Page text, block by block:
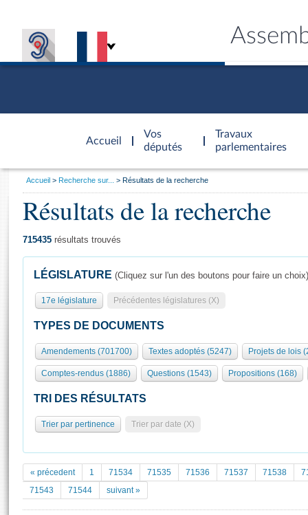
Accueil
d'accueil
Vos
députés
Travaux
parlementaires
Présidence
577 députés
Groupes politiques
Séance publique
Commissions et autres organes
Europe et International
Pétitions
Documents parlementaires
Projets de loi
Général
Rôle et pouvoirs de l'Assemblée
Organisation de l'Assemblée
Présidence Conférence des Présidents Bureau Collège des
Statistiques et chiffres clés
Documents de référence
( Constitution | Règlement de l'Assemblée ... )
Visiter l'Assemblée
Visite virtuelle du palais Bourbon
Assister à une séance
La Bibliothèque
Les archives
Vous
Accueil Recherche sur... Résultats de la recherche
Résultats de la recherche
715435 résultats trouvés
LÉGISLATURE (Cliquez sur l'un des boutons pour faire un choix)
17e législature Précédentes législatures (X)
TYPES DE DOCUMENTS
Amendements (701700) Textes adoptés (5247) Projets de lois
Comptes-rendus (1886) Questions (1543) Propositions (168)
TRI DES RÉSULTATS
Trier par pertinence Trier par date (X)
« précedent 1 71534 71535 71536 71537 71538
71543
71544 suivant »